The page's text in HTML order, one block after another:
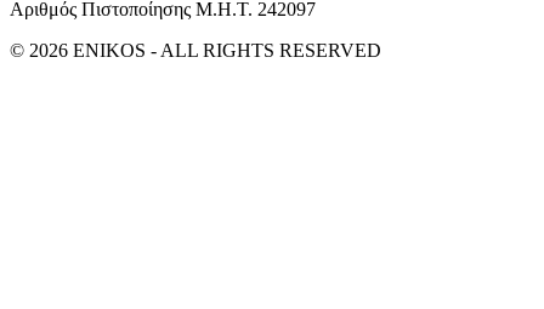
Αριθμός Πιστοποίησης Μ.Η.Τ. 242097
© 2026 ENIKOS - ALL RIGHTS RESERVED